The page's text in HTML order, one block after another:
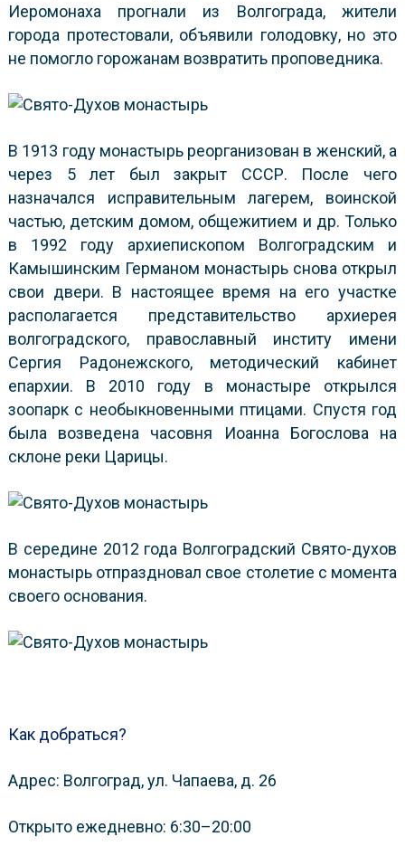
Иеромонаха прогнали из Волгограда, жители
города протестовали, объявили голодовку, но это
не помогло горожанам возвратить проповедника.
В 1913 году монастырь реорганизован в женский, а
через 5 лет был закрыт СССР. После чего
назначался исправительным лагерем, воинской
частью, детским домом, общежитием и др. Только
в 1992 году архиепископом Волгоградским и
Камышинским Германом монастырь снова открыл
свои двери. В настоящее время на его участке
располагается представительство архиерея
волгоградского, православный институ имени
Сергия Радонежского, методический кабинет
епархии. В 2010 году в монастыре открылся
зоопарк с необыкновенными птицами. Спустя год
была возведена часовня Иоанна Богослова на
склоне реки Царицы.
В середине 2012 года Волгоградский Свято-духов
монастырь отпраздновал свое столетие с момента
своего основания.
Как добраться?
Адрес: Волгоград, ул. Чапаева, д. 26
Открыто ежедневно: 6:30–20:00